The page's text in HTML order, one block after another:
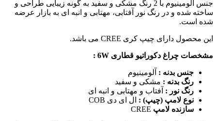
جنس آلومینیوم با 2 رنگ مشکی و سفید به گونه زیبایی طراحی و
ساخته شده و در رنگ نور آفتابی، مهتابی و انبه ای به بازار عرضه
شده است.
این محصول دارای چیپ کری CREE می باشد.
مشخصات چراغ دکوراتیو قطاری 6W :
جنس بدنه : آلومینیوم
رنگ بدنه : مشکی و سفید
رنگ نور : آفتاب و مهتابی و انبه ای
نوع لامپ (چیپ) : ال ای دی COB
سازنده لامپ